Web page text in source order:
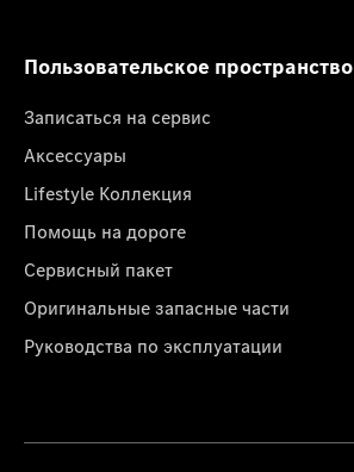
Пользовательское пространство
Записаться на сервис
Аксессуары
Lifestyle Коллекция
Помощь на дороге
Сервисный пакет
Оригинальные запасные части
Руководства по эксплуатации